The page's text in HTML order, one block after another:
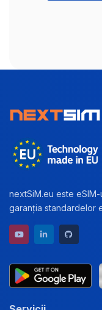
nextSiM.eu este
garanția standardelor
YouTube channel
LinkedIn profile